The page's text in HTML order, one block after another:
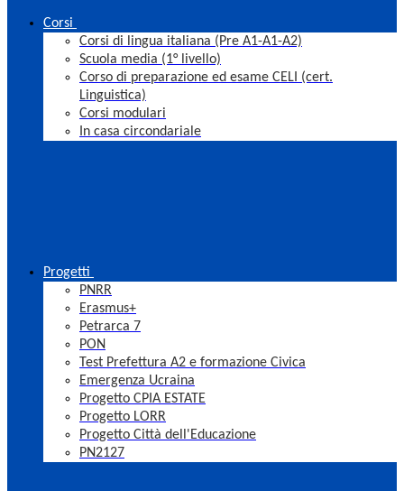
Corsi
Corsi di lingua italiana (Pre A1-A1-A2)
Scuola media (1° livello)
Corso di preparazione ed esame CELI (cert.
Linguistica)
Corsi modulari
In casa circondariale
Progetti
PNRR
Erasmus+
Petrarca 7
PON
Test Prefettura A2 e formazione Civica
Emergenza Ucraina
Progetto CPIA ESTATE
Progetto LORR
Progetto Città dell'Educazione
PN2127